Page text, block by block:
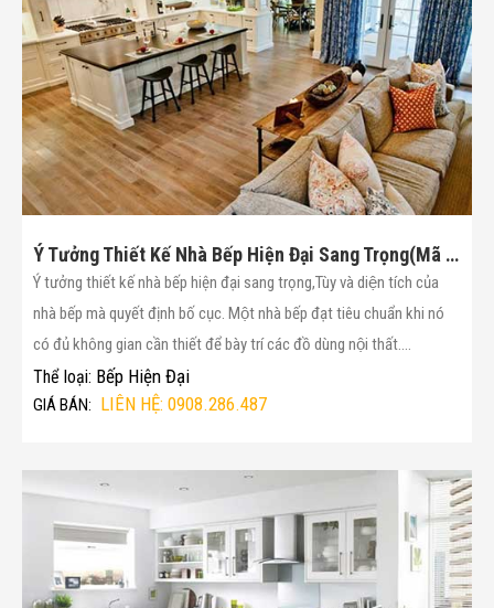
Ý Tưởng Thiết Kế Nhà Bếp Hiện Đại Sang Trọng(Mã :8)
Ý tưởng thiết kế nhà bếp hiện đại sang trọng,Tùy và diện tích của
nhà bếp mà quyết định bố cục. Một nhà bếp đạt tiêu chuẩn khi nó
có đủ không gian cần thiết để bày trí các đồ dùng nội thất....
Thể loại: Bếp Hiện Đại
GIÁ BÁN: LIÊN HỆ: 0908.286.487